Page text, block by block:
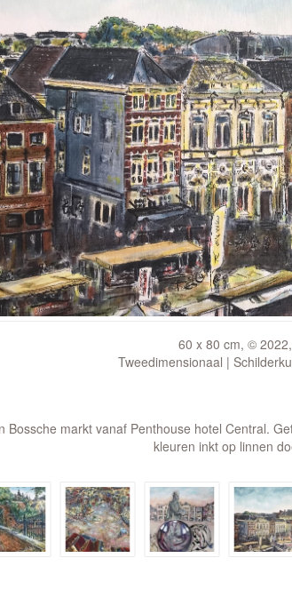
60 x 80 cm, ©
Tweedimensionaal |
Bossche markt vanaf Penthouse hotel Central.
kleuren inkt op linnen